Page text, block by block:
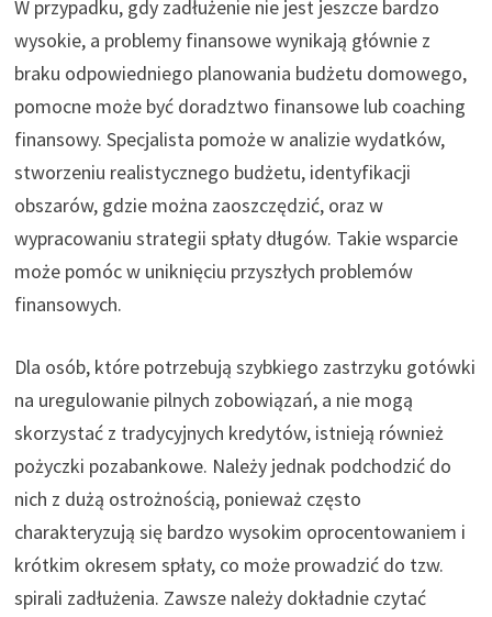
W przypadku, gdy zadłużenie nie jest jeszcze bardzo
wysokie, a problemy finansowe wynikają głównie z
braku odpowiedniego planowania budżetu domowego,
pomocne może być doradztwo finansowe lub coaching
finansowy. Specjalista pomoże w analizie wydatków,
stworzeniu realistycznego budżetu, identyfikacji
obszarów, gdzie można zaoszczędzić, oraz w
wypracowaniu strategii spłaty długów. Takie wsparcie
może pomóc w uniknięciu przyszłych problemów
finansowych.
Dla osób, które potrzebują szybkiego zastrzyku gotówki
na uregulowanie pilnych zobowiązań, a nie mogą
skorzystać z tradycyjnych kredytów, istnieją również
pożyczki pozabankowe. Należy jednak podchodzić do
nich z dużą ostrożnością, ponieważ często
charakteryzują się bardzo wysokim oprocentowaniem i
krótkim okresem spłaty, co może prowadzić do tzw.
spirali zadłużenia. Zawsze należy dokładnie czytać